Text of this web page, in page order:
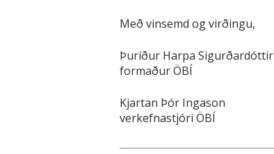
Með vinsemd og virðingu,
Þuríður Harpa Sigurðardóttir
formaður ÖBÍ
Kjartan Þór Ingason
verkefnastjóri ÖBÍ